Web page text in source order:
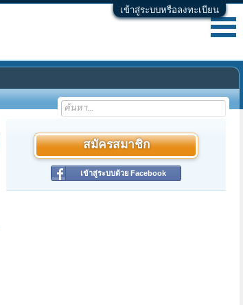
เข้าสู่ระบบหรือลงทะเบียน
สมัครสมาชิก
เข้าสู่ระบบด้วย Facebook